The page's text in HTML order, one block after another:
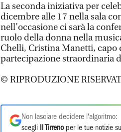
La seconda iniziativa per
dicembre alle 17 nella sala
nell’occasione ci sarà la
ruolo della donna nella
Chelli, Cristina Manetti, capo
partecipazione straordinaria
© RIPRODUZIONE
Non lasciare decidere l'algoritmo:
scegli
Il Tirrenoper le tue notizie